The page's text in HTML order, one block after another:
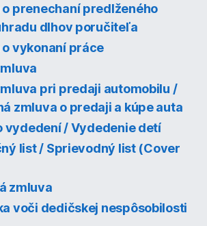
o prenechaní predlženého
dlhov poručiteľa
o vykonaní práce
pri predaji automobilu /
zmluva o predaji a kúpe auta
vydedení / Vydedenie detí
list / Sprievodný list (Cover
zmluva
voči dedičskej nespôsobilosti